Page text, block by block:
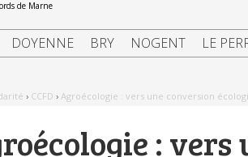
DOYENNE BRY NOGENT LE
› CCFD › Agroécologie : vers une conversion
: vers